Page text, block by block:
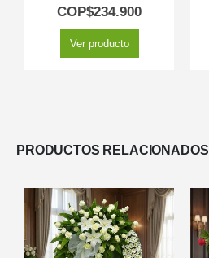
5.00out of 5
COP$234.900
Ver producto
PRODUCTOS RELACIONADOS